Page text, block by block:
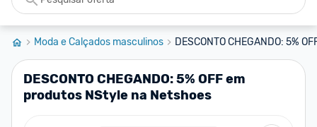
Moda e Calçados masculinos DESCONTO CHEGANDO: 5%
DESCONTO CHEGANDO: 5% OFF em
produtos NStyle na Netshoes